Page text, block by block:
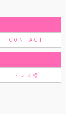
CONTACT
プレス様